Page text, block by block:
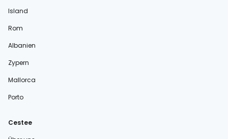
Island
Rom
Albanien
Zypern
Mallorca
Porto
Cestee